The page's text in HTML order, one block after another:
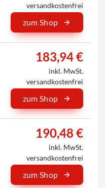
versandkostenfrei
zum Shop
183,94 €
inkl. MwSt.
versandkostenfrei
zum Shop
190,48 €
inkl. MwSt.
versandkostenfrei
zum Shop